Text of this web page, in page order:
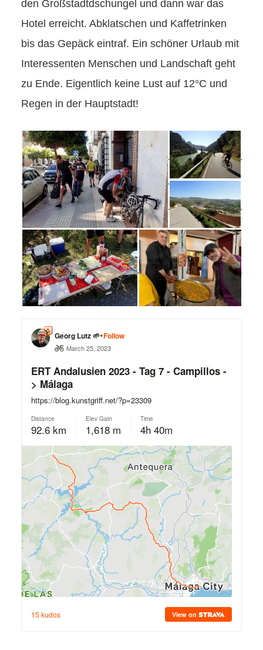
den Großstadtdschungel und dann war das
Hotel erreicht. Abklatschen und Kaffetrinken
bis das Gepäck eintraf. Ein schöner Urlaub mit
Interessenten Menschen und Landschaft geht
zu Ende. Eigentlich keine Lust auf 12°C und
Regen in der Hauptstadt!